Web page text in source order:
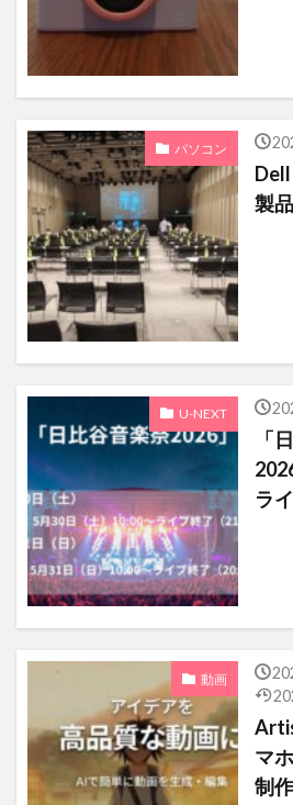
バスツアー
オーシャン
白桃シャーベット
きらりん☆レボリューション
ラフォーレ原宿
パキスタ
ニカラグア共和国
ツカダ・グローバルホールディ
黒島結菜
即位の礼
台北駐日経済文化代表処台湾文
ライブ配信
フォトボックス
シリア・アラブ共
国際機関 日本アセアンセンター
エックスサーバー
東京グランメゾン
株主
エルサルバドル共和国
チャリティカレー
ヒル
ユダヤ人を救った動物園～ア
～
内視鏡
31日間無料トライ
パソコン
製
U-NEXT
「
ラ
動画
マ
制